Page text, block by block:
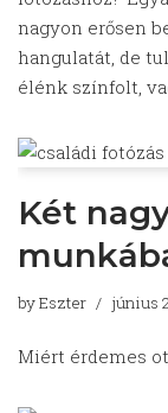
nagyon erősen
hangulatát, de
élénk színfolt,
Két
byEszter június
Miért érdemes